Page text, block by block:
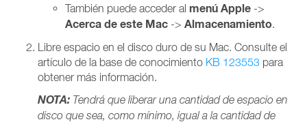
También puede acceder al menú Apple ->
Acerca de este Mac -> Almacenamiento.
Libre espacio en el disco duro de su Mac. Consulte el
artículo de la base de conocimiento KB 123553 para
obtener más información.
NOTA: Tendrá que liberar una cantidad de espacio en
disco que sea, como mínimo, igual a la cantidad de